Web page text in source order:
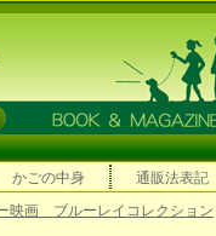
かごの中身 通販法表記
映画 ブルーレイコレクション